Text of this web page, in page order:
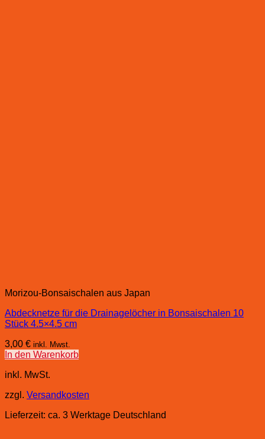
Morizou-Bonsaischalen aus Japan
Abdecknetze für die Drainagelöcher in Bonsaischalen 10
Stück 4.5×4.5 cm
3,00 € inkl. Mwst.
In den Warenkorb
inkl. MwSt.
zzgl. Versandkosten
Lieferzeit: ca. 3 Werktage Deutschland